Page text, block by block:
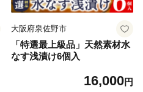
大阪府泉佐野市
「特選最上級品」天然素材水
なす浅漬け6個入
16,000円